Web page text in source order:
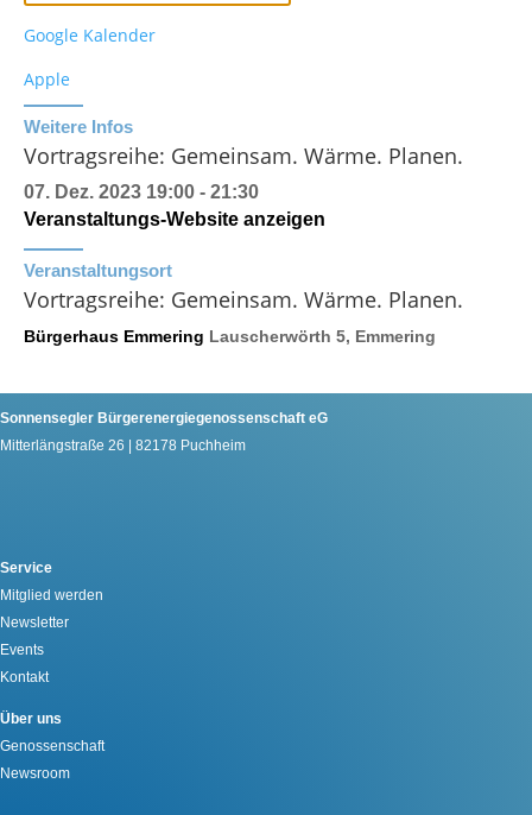
Google Kalender
Apple
Weitere Infos
Vortragsreihe: Gemeinsam. Wärme. Planen.
07. Dez. 2023 19:00 - 21:30
Veranstaltungs-Website anzeigen
Veranstaltungsort
Vortragsreihe: Gemeinsam. Wärme. Planen.
Bürgerhaus Emmering Lauscherwörth 5, Emmering
Sonnensegler Bürgerenergiegenossenschaft eG
Mitterlängstraße 26 | 82178 Puchheim
Service
Mitglied werden
Newsletter
Events
Kontakt
Über uns
Genossenschaft
Newsroom